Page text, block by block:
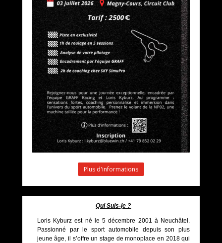
Plus d'informations
Qui Suis-je ?
Loris Kyburz est né le 5 décembre 2001 à Neuchâtel.
Passionné par le sport automobile depuis son plus
jeune âge, il s’offre un stage de monoplace en 2018 qui